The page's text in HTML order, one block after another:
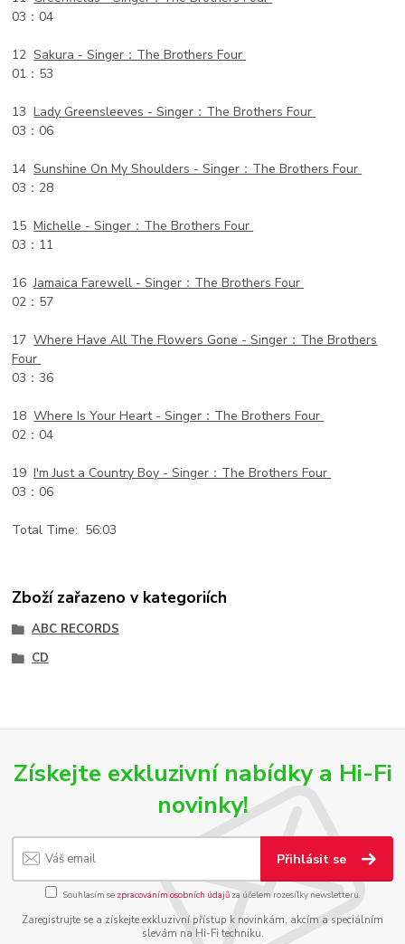
03：04
12Sakura -Singer：The Brothers Four
01：53
13Lady Greensleeves -Singer：The Brothers Four
03：06
14Sunshine On My Shoulders -Singer：The Brothers Four
03：28
15Michelle -Singer：The Brothers Four
03：11
16Jamaica Farewell -Singer：The Brothers Four
02：57
17Where Have All The Flowers Gone -Singer：The Brothers
Four
03：36
18Where Is Your Heart -Singer：The Brothers Four
02：04
19I'm Just a Country Boy -Singer：The Brothers Four
03：06
Total Time: 56:03
Zboží zařazeno v kategoriích
ABC RECORDS
CD
Získejte exkluzivní nabídky a Hi-Fi
novinky!
Přihlásit se
Souhlasím se zpracováním osobních údajůza účelem rozesílky newsletteru.
Zaregistrujte se a získejte exkluzivní přístup k novinkám, akcím a speciálním
slevám na Hi-Fi techniku.